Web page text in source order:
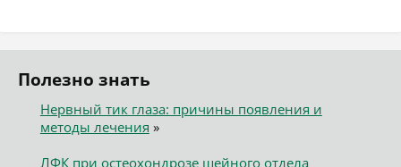
Полезно знать
Нервный тик глаза: причины появления и
методы лечения »
ЛФК при остеохондрозе шейного отдела